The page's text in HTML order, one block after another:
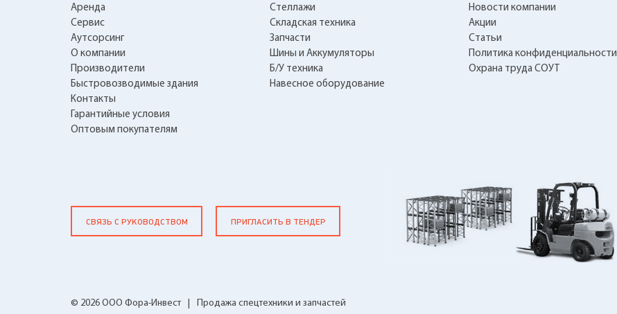
Аренда
Сервис
Аутсорсинг
О компании
Производители
Быстровозводимые здания
Контакты
Гарантийные условия
Оптовым покупателям
Стеллажи
Складская техника
Запчасти
Шины и Аккумуляторы
Б/У техника
Навесное оборудование
Новости компании
Акции
Статьи
Политика конфиденциальности
Охрана труда СОУТ
СВЯЗЬ С РУКОВОДСТВОМ ПРИГЛАСИТЬ В ТЕНДЕР
© 2026 ООО Фора-Инвест Продажа спецтехники и запчастей